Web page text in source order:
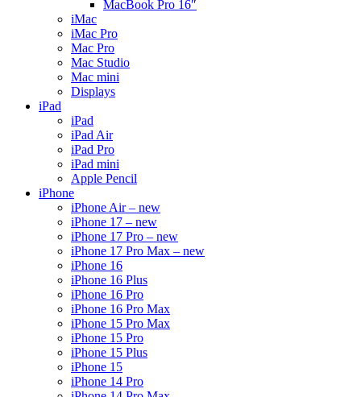
MacBook Pro 16″
iMac
iMac Pro
Mac Pro
Mac Studio
Mac mini
Displays
iPad
iPad
iPad Air
iPad Pro
iPad mini
Apple Pencil
iPhone
iPhone Air – new
iPhone 17 – new
iPhone 17 Pro – new
iPhone 17 Pro Max – new
iPhone 16
iPhone 16 Plus
iPhone 16 Pro
iPhone 16 Pro Max
iPhone 15 Pro Max
iPhone 15 Pro
iPhone 15 Plus
iPhone 15
iPhone 14 Pro